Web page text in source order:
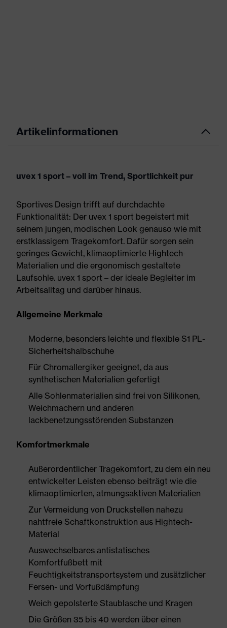
Artikelinformationen
uvex 1 sport – voll im Trend, Sportlichkeit pur
Sportives Design trifft auf durchdachte
Funktionalität: Der uvex 1 sport begeistert mit
seinem jungen, modischen Look genauso wie mit
erstklassigem Tragekomfort. Dafür sorgen sein
geringes Gewicht, klimaoptimierte Hightech-
Materialien und die ergonomisch gestaltete
Laufsohle. uvex 1 sport – der ideale Begleiter im
Arbeitsalltag und darüber hinaus.
Allgemeine Merkmale
Moderne, besonders leichte und flexible S1 PL-
Sicherheitshalbschuhe
Für Chromallergiker geeignet, da aus
synthetischen Materialien gefertigt
Alle Sohlenmaterialien sind frei von Silikonen,
Weichmachern und anderen
lackbenetzungsstörenden Substanzen
Komfortmerkmale
Außerordentlicher Tragekomfort, zu dem ein neu
entwickelter Leisten ebenso beiträgt wie die
klimaoptimierten, atmungsaktiven Materialien
Zur Vermeidung von Druckstellen nahezu
nahtfreie Schaftkonstruktion aus Hightech-
Material
Auswechselbares antistatisches
Komfortfußbett mit
Feuchtigkeitstransportsystem und zusätzlicher
Fersen- und Vorfußdämpfung
Weich gepolsterte Staublasche und Kragen
Die Größen 35 bis 40 werden über einen